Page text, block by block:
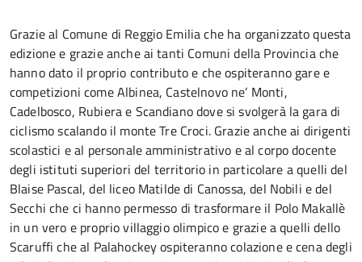
Grazie al Comune di Reggio Emilia che ha organizzato questa
edizione e grazie anche ai tanti Comuni della Provincia che
hanno dato il proprio contributo e che ospiteranno gare e
competizioni come Albinea, Castelnovo ne’ Monti,
Cadelbosco, Rubiera e Scandiano dove si svolgerà la gara di
ciclismo scalando il monte Tre Croci. Grazie anche ai dirigenti
scolastici e al personale amministrativo e al corpo docente
degli istituti superiori del territorio in particolare a quelli del
Blaise Pascal, del liceo Matilde di Canossa, del Nobili e del
Secchi che ci hanno permesso di trasformare il Polo Makallè
in un vero e proprio villaggio olimpico e grazie a quelli dello
Scaruffi che al Palahockey ospiteranno colazione e cena degli